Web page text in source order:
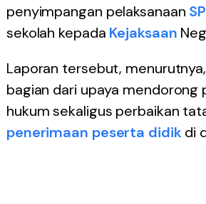
penyimpangan pelaksanaan
sekolah kepada Kejaksaan
Laporan tersebut,
bagian dari upaya mendorong
hukum sekaligus perbaikan
penerimaan peserta didikdi